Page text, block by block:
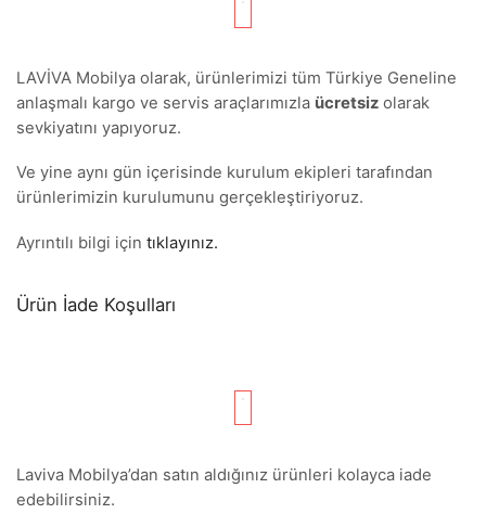
LAVİVA Mobilya olarak, ürünlerimizi tüm Türkiye Geneline
anlaşmalı kargo ve servis araçlarımızla ücretsiz olarak
sevkiyatını yapıyoruz.
Ve yine aynı gün içerisinde kurulum ekipleri tarafından
ürünlerimizin kurulumunu gerçekleştiriyoruz.
Ayrıntılı bilgi için tıklayınız.
Ürün İade Koşulları
Laviva Mobilya’dan satın aldığınız ürünleri kolayca iade
edebilirsiniz.